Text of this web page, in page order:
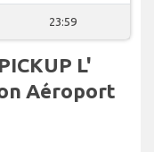
23:59
L'
Aéroport